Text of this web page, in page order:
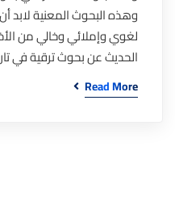
وهذه البحوث المعنية لابد
لغوي وإملائي وخالي من
الحديث عن بحوث ترقية في
Read More